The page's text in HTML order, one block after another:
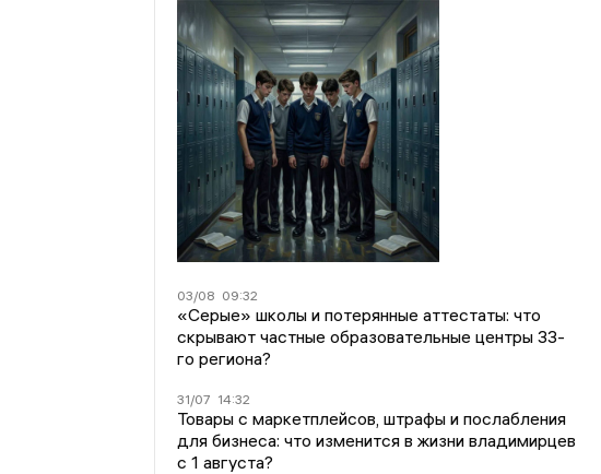
03/08 09:32
«Серые» школы и потерянные аттестаты: что
скрывают частные образовательные центры 33-
го региона?
31/07 14:32
Товары с маркетплейсов, штрафы и послабления
для бизнеса: что изменится в жизни владимирцев
с 1 августа?